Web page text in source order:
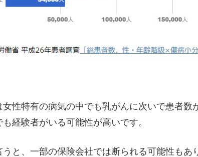
女性特有の病気の中でも乳がんに次いで患者数
経験者がいる可能性が高いです。
と、一部の保険会社では断られる可能性もあ